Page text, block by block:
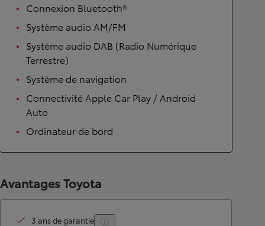
Connexion Bluetooth®
Système audio AM/FM
Système audio DAB (Radio Numérique
Terrestre)
Système de navigation
Connectivité Apple Car Play / Android
Auto
Ordinateur de bord
Avantages Toyota
3 ans de garantie